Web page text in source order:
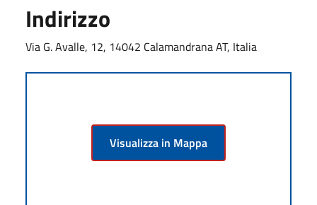
Indirizzo
Via G. Avalle, 12, 14042 Calamandrana AT, Italia
Visualizza in Mappa